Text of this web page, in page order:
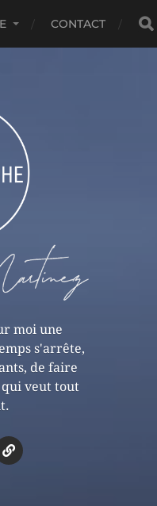
CONTACT
moi une
s'arrête,
de faire
qui veut tout